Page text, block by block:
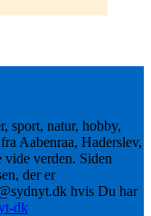
sport, natur, hobby,
Aabenraa, Haderslev,
vide verden. Siden
der er
hvis Du har
dk